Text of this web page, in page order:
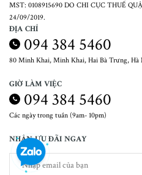
MST: 0108915690 DO CHI CỤC THUẾ
24/09/2019.
ĐỊA CHỈ
094 384 5460
80 Minh Khai, Minh Khai, Hai Bà Trưng, Hà
GIỜ LÀM VIỆC
094 384 5460
Các ngày trong tuần (9am- 10pm)
NHẬN ƯU ĐÃI NGAY